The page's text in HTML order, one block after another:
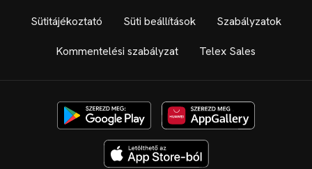
Sütitájékoztató Süti beállítások Szabályzatok
Kommentelési szabályzat Telex Sales